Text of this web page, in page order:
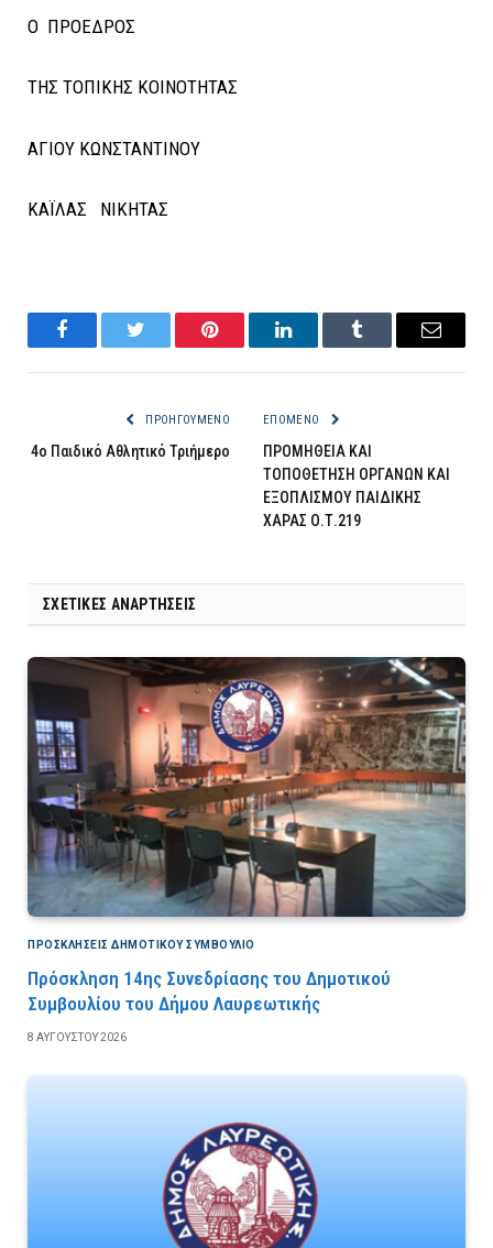
Ο ΠΡΟΕΔΡΟΣ
ΤΗΣ ΤΟΠΙΚΗΣ ΚΟΙΝΟΤΗΤΑΣ
ΑΓΙΟΥ ΚΩΝΣΤΑΝΤΙΝΟΥ
ΚΑΪΛΑΣ ΝΙΚΗΤΑΣ
FacebookTwitter Pinterest LinkedInTumblr Email
ΠΡΟΗΓΟΎΜΕΝΟ
4o Παιδικό Αθλητικό Τριήμερο
ΕΠΌΜΕΝΟ
ΠΡΟΜΗΘΕΙΑ ΚΑΙ
ΤΟΠΟΘΕΤΗΣΗ ΟΡΓΑΝΩΝ ΚΑΙ
ΕΞΟΠΛΙΣΜΟΥ ΠΑΙΔΙΚΗΣ
ΧΑΡΑΣ Ο.Τ.219
ΣΧΕΤΙΚΈΣ ΑΝΑΡΤΉΣΕΙΣ
ΠΡΟΣΚΛΉΣΕΙΣ ΔΗΜΟΤΙΚΟΎ ΣΥΜΒΟΎΛΙΟ
Πρόσκληση 14ης Συνεδρίασης του Δημοτικού
Συμβουλίου του Δήμου Λαυρεωτικής
8 ΑΥΓΟΎΣΤΟΥ 2026